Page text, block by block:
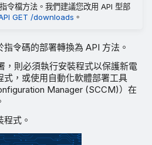
令檔方法。我們建議您改用 API 型部
GET /downloads 。
令碼的部署轉換為 API 方法。
，則必須執行安裝程式以保護新電
式，或使用自動化軟體部署工具
Manager (SCCM)）在
式。